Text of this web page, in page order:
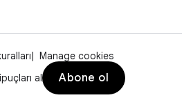
Manage cookies
al
Abone ol